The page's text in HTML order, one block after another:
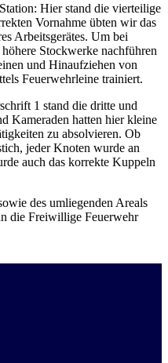
Hier stand die vierteilige
Vornahme übten wir das
Arbeitsgerätes. Um bei
Stockwerke nachführen
und Hinaufziehen von
Feuerwehrleine trainiert.
1 stand die dritte und
Kameraden hatten hier kleine
zu absolvieren. Ob
jeder Knoten wurde an
auch das korrekte Kuppeln
des umliegenden Areals
die Freiwillige Feuerwehr